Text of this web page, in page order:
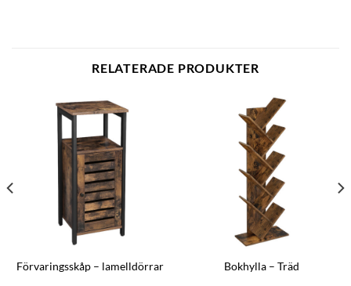
RELATERADE PRODUKTER
Förvaringsskåp – lamelldörrar Bokhylla – Träd